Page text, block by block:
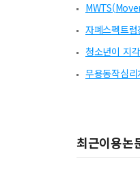
자폐스펙트
청소년이 지
무용동작심
최근이용논